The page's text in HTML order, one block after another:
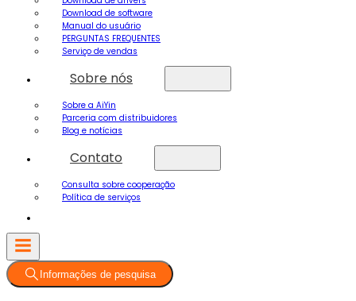
Download de software
Manual do usuário
PERGUNTAS FREQUENTES
Serviço de vendas
Sobre nós
Sobre a AiYin
Parceria com distribuidores
Blog e notícias
Contato
Consulta sobre cooperação
Política de serviços
Informações de pesquisa